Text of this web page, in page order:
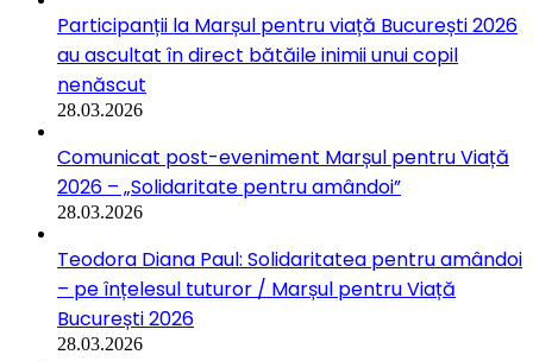
Participanții la Marșul pentru viață București 2026
au ascultat în direct bătăile inimii unui copil
nenăscut
28.03.2026
Comunicat post-eveniment Marșul pentru Viață
2026 – „Solidaritate pentru amândoi”
28.03.2026
Teodora Diana Paul: Solidaritatea pentru amândoi
– pe înțelesul tuturor / Marșul pentru Viață
București 2026
28.03.2026